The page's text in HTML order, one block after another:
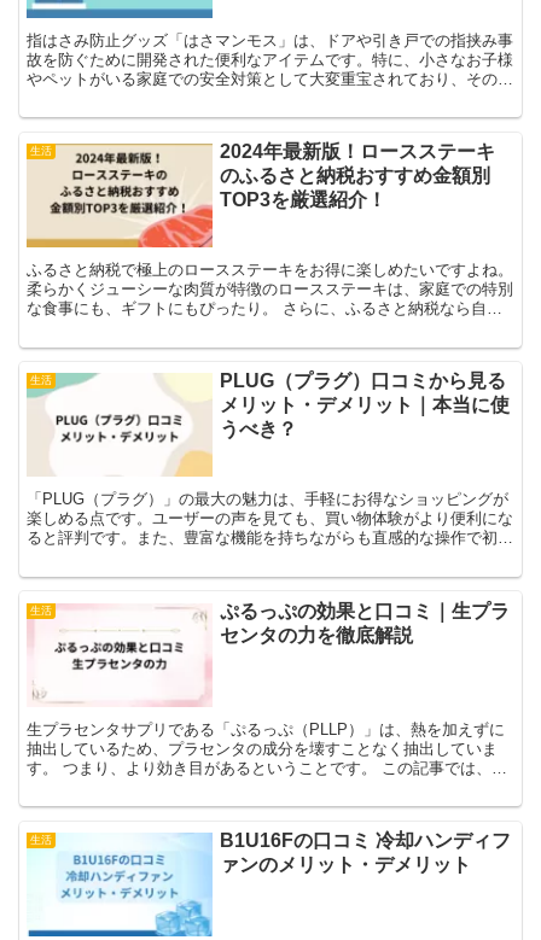
指はさみ防止グッズ「はさマンモス」は、ドアや引き戸での指挟み事
故を防ぐために開発された便利なアイテムです。特に、小さなお子様
やペットがいる家庭での安全対策として大変重宝されており、その簡
生活
2024年最新版！ロースステーキ
のふるさと納税おすすめ金額別
TOP3を厳選紹介！
ふるさと納税で極上のロースステーキをお得に楽しめたいですよね。
柔らかくジューシーな肉質が特徴のロースステーキは、家庭での特別
な食事にも、ギフトにもぴったり。 さらに、ふるさと納税なら自治
生活
PLUG（プラグ）口コミから見る
メリット・デメリット｜本当に使
うべき？
「PLUG（プラグ）」の最大の魅力は、手軽にお得なショッピングが
楽しめる点です。ユーザーの声を見ても、買い物体験がより便利にな
ると評判です。また、豊富な機能を持ちながらも直感的な操作で初心
生活
ぷるっぷの効果と口コミ｜生プラ
センタの力を徹底解説
生プラセンタサプリである「ぷるっぷ（PLLP）」は、熱を加えずに
抽出しているため、プラセンタの成分を壊すことなく抽出していま
す。 つまり、より効き目があるということです。 この記事では、生
生活
B1U16Fの口コミ 冷却ハンディフ
ァンのメリット・デメリット